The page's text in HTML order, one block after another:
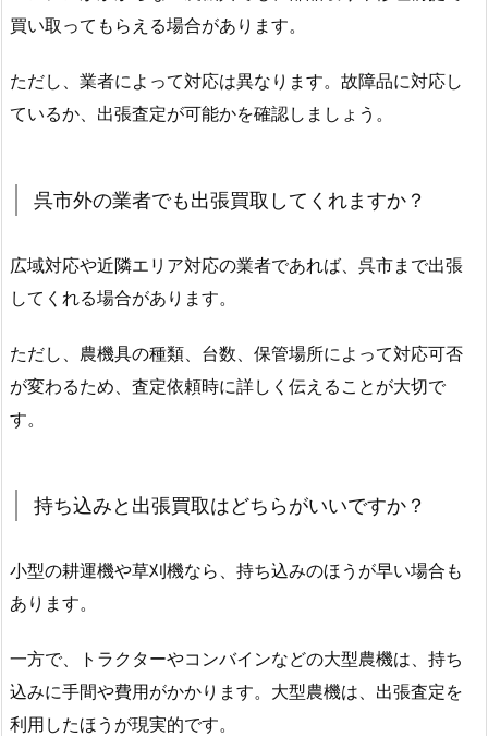
買い取ってもらえる場合があります。
ただし、業者によって対応は異なります。故障品に対応し
ているか、出張査定が可能かを確認しましょう。
呉市外の業者でも出張買取してくれますか？
広域対応や近隣エリア対応の業者であれば、呉市まで出張
してくれる場合があります。
ただし、農機具の種類、台数、保管場所によって対応可否
が変わるため、査定依頼時に詳しく伝えることが大切で
す。
持ち込みと出張買取はどちらがいいですか？
小型の耕運機や草刈機なら、持ち込みのほうが早い場合も
あります。
一方で、トラクターやコンバインなどの大型農機は、持ち
込みに手間や費用がかかります。大型農機は、出張査定を
利用したほうが現実的です。